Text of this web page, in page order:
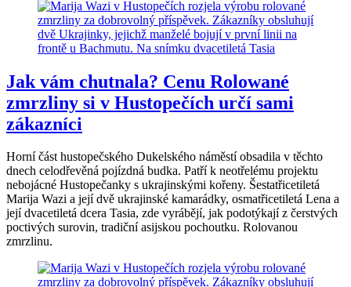
Jak vám chutnala? Cenu Rolowané
zmrzliny si v Hustopečích určí sami
zákazníci
Horní část hustopečského Dukelského náměstí obsadila v těchto
dnech celodřevěná pojízdná budka. Patří k neotřelému projektu
nebojácné Hustopečanky s ukrajinskými kořeny. Šestatřicetiletá
Marija Wazi a její dvě ukrajinské kamarádky, osmatřicetiletá Lena a
její dvacetiletá dcera Tasia, zde vyrábějí, jak podotýkají z čerstvých
poctivých surovin, tradiční asijskou pochoutku. Rolovanou
zmrzlinu.